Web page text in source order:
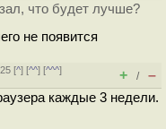
что будет лучше?
не появится
[^] [^^] [^^^]
+ / –
каждые 3 недели.